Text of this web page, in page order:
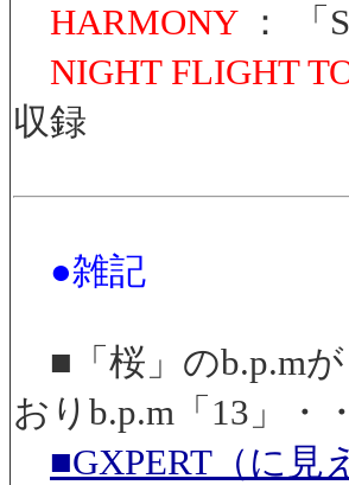
HARMONY： 「
NIGHT FLIGHT
収録
●雑記
■「桜」のb.p.m
おりb.p.m「13」・
■GXPERT（に